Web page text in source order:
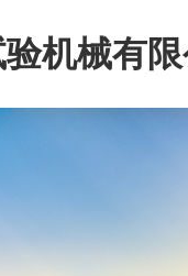
机械有